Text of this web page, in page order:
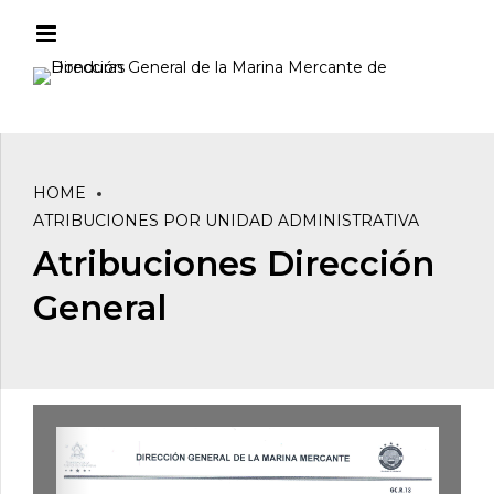
HOME
ATRIBUCIONES POR UNIDAD ADMINISTRATIVA
Atribuciones Dirección
General